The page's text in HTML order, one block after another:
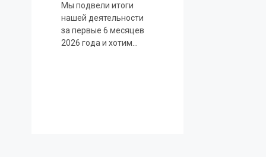
Мы подвели итоги
нашей деятельности
за первые 6 месяцев
2026 года и хотим